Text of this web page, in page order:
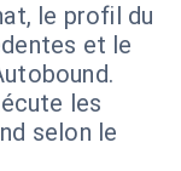
le profil du
et le
les
selon le